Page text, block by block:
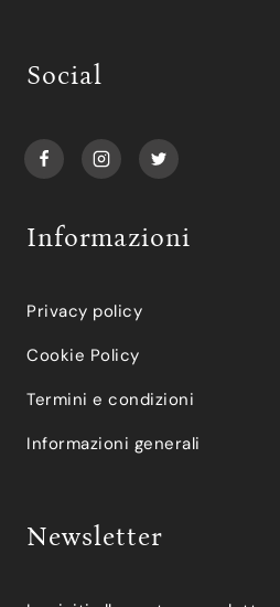
Social
Informazioni
Privacy policy
Cookie Policy
Termini e condizioni
Informazioni generali
Newsletter